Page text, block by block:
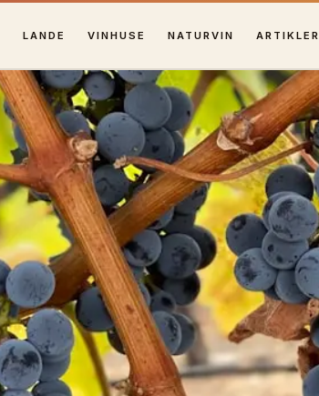
LANDE VINHUSE NATURVIN ARTIKLER